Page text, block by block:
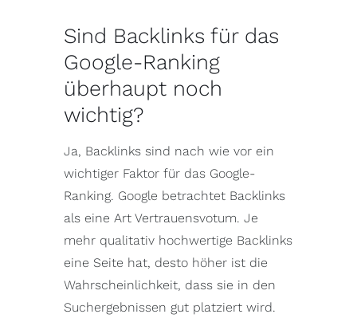
Sind Backlinks für das
Google-Ranking
überhaupt noch
wichtig?
Ja, Backlinks sind nach wie vor ein
wichtiger Faktor für das Google-
Ranking. Google betrachtet Backlinks
als eine Art Vertrauensvotum. Je
mehr qualitativ hochwertige Backlinks
eine Seite hat, desto höher ist die
Wahrscheinlichkeit, dass sie in den
Suchergebnissen gut platziert wird.